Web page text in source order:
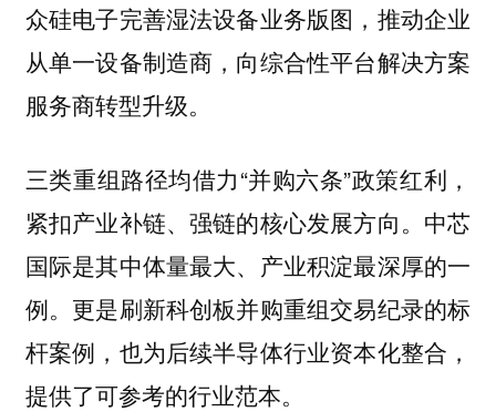
众硅电子完善湿法设备业务版图，推动企业
从单一设备制造商，向综合性平台解决方案
服务商转型升级。
三类重组路径均借力“并购六条”政策红利，
紧扣产业补链、强链的核心发展方向。中芯
国际是其中体量最大、产业积淀最深厚的一
例。更是刷新科创板并购重组交易纪录的标
杆案例，也为后续半导体行业资本化整合，
提供了可参考的行业范本。